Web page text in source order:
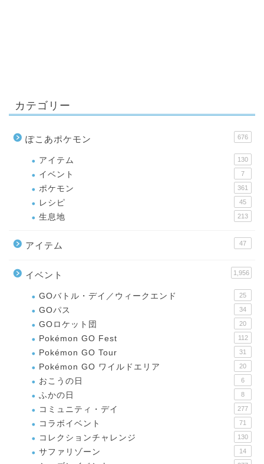
カテゴリー
ぽこあポケモン 676
アイテム 130
イベント 7
ポケモン 361
レシピ 45
生息地 213
アイテム 47
イベント 1,956
GOバトル・デイ／ウィークエンド 25
GOパス 34
GOロケット団 20
Pokémon GO Fest 112
Pokémon GO Tour 31
Pokémon GO ワイルドエリア 20
おこうの日 6
ふかの日 8
コミュニティ・デイ 277
コラボイベント 71
コレクションチャレンジ 130
サファリゾーン 14